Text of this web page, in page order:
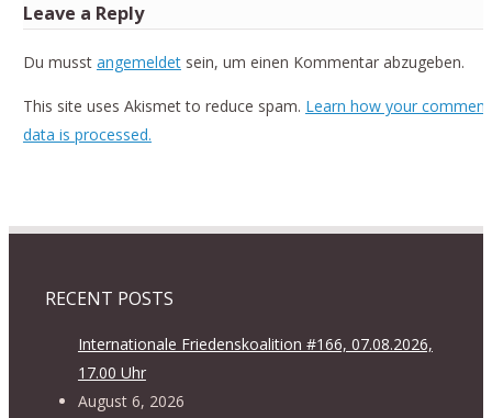
Leave a Reply
Du musst angemeldetsein, um einen Kommentar abzugeben.
This site uses Akismet to reduce spam. Learn how your comment
data is processed.
RECENT POSTS
Internationale Friedenskoalition #166, 07.08.2026,
17.00 Uhr
August 6, 2026